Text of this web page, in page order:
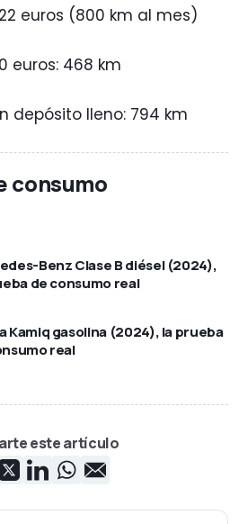
euros (800 km al mes)
euros: 468 km
depósito lleno: 794 km
consumo
Benz Clase B diésel (2024),
de consumo real
Kamiq gasolina (2024), la prueba
real
este artículo